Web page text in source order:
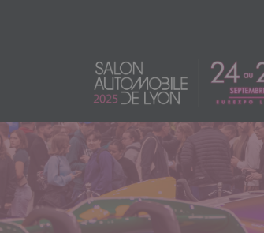
Image
logo